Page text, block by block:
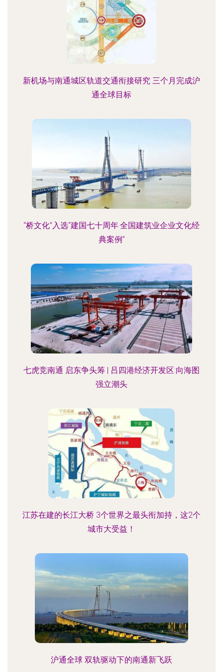
新机场与南通城区轨道交通衔接研究 三个月完成沪
通全球目标
“桥文化”入选“建国七十周年·全国建筑业企业文化经
典案例”
七虎竞南通 启东争头筹 | 吕四港经济开发区:向海图
强立潮头
江苏在建的长江大桥 3个世界之最头衔加持，这2个
城市大受益！
沪通全球 双轨驱动下的南通新飞跃